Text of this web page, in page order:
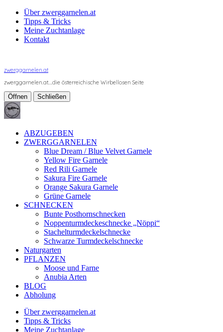
Über zwerggarnelen.at
Tipps & Tricks
Meine Zuchtanlage
Kontakt
zwerggarnelen.at
zwerggarnelen.at….die österreichische Wirbellosen Seite
Öffnen Schließen
ABZUGEBEN
ZWERGGARNELEN
Blue Dream / Blue Velvet Garnele
Yellow Fire Garnele
Red Rili Garnele
Sakura Fire Garnele
Orange Sakura Garnele
Grüne Garnele
SCHNECKEN
Bunte Posthornschnecken
Noppenturmdeckeschnecke „Nöppi“
Stachelturmdeckelschnecke
Schwarze Turmdeckelschnecke
Naturgarten
PFLANZEN
Moose und Farne
Anubia Arten
BLOG
Abholung
Über zwerggarnelen.at
Tipps & Tricks
Meine Zuchtanlage